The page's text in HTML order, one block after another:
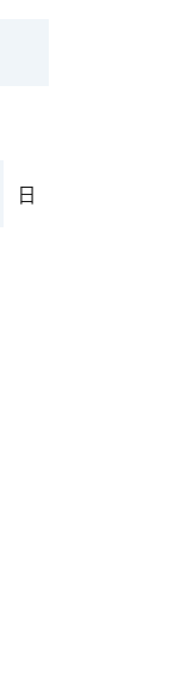
日